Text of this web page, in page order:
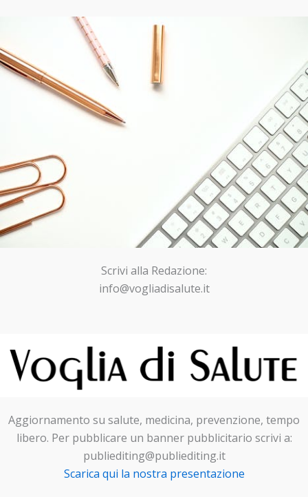
Scrivi alla Redazione:
info@vogliadisalute.it
Aggiornamento su salute, medicina, prevenzione, tempo
libero. Per pubblicare un banner pubblicitario scrivi a:
publiediting@publiediting.it
Scarica qui la nostra presentazione